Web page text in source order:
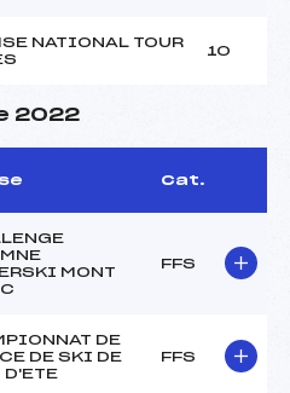
NATIONAL TOUR
10
2022
Cat.
MONT
FFS
DE
DE SKI DE
D'ETE
FFS